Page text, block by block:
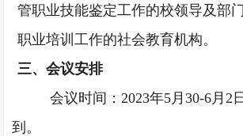
管职业技能鉴定工作的校领导及部
职业培训工作的社会教育机构。
三、会议安排
会议时间： 2023年5月30-6月2
到。